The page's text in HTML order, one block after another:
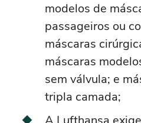
modelos de
passageiros ou
máscaras
máscaras
sem válvula; e
tripla camada;